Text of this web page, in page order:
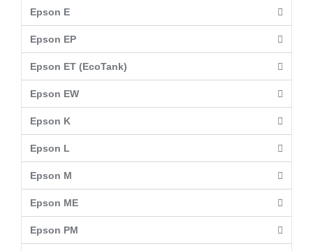
Epson E
Epson EP
Epson ET (EcoTank)
Epson EW
Epson K
Epson L
Epson M
Epson ME
Epson PM